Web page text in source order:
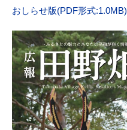
おしらせ版(PDF形式:1.0MB)